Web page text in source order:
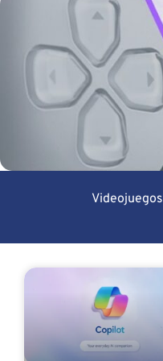
Videojuegos